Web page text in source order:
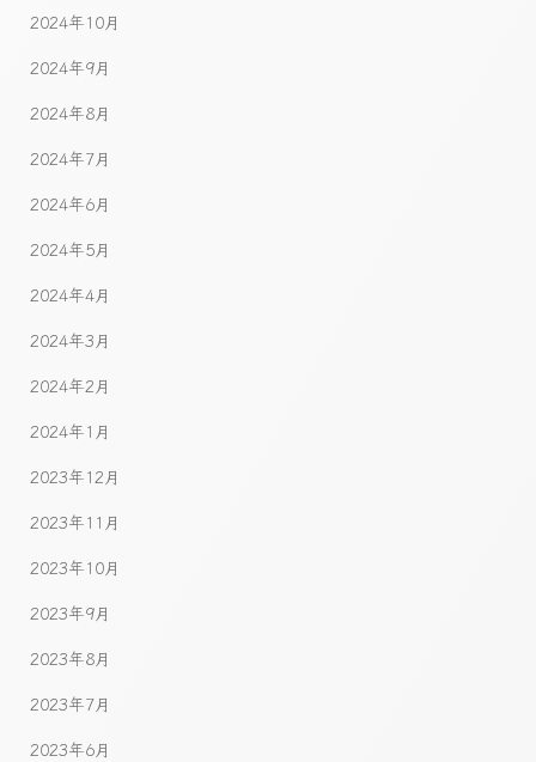
2024年10月
2024年9月
2024年8月
2024年7月
2024年6月
2024年5月
2024年4月
2024年3月
2024年2月
2024年1月
2023年12月
2023年11月
2023年10月
2023年9月
2023年8月
2023年7月
2023年6月